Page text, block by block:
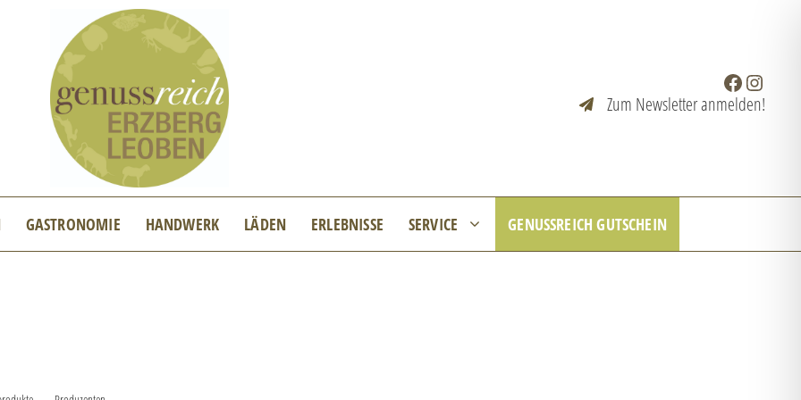
Facebook
Zum Newsletter anmelden!
GASTRONOMIE HANDWERK LÄDEN ERLEBNISSE SERVICE GENUSSREICH GUTSCHEIN